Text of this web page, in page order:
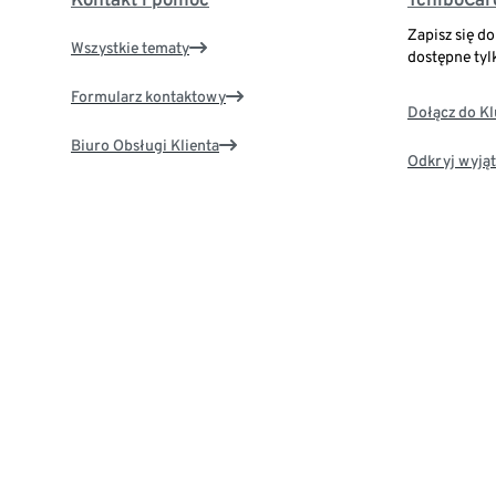
Wszystkie tematy
Formularz kontaktowy
Biuro Obsługi Klienta
Zapisz się
dostępne
Dołącz do
Odkryj